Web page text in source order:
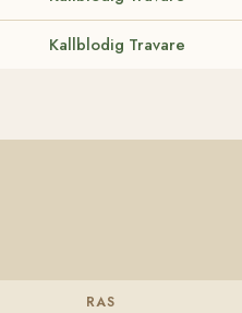
Kallblodig Travare
RAS